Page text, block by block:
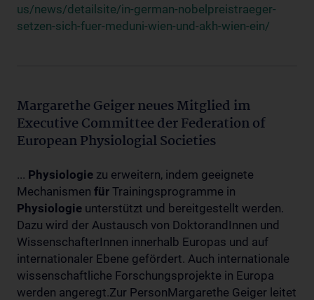
us/news/detailsite/in-german-nobelpreistraeger-
setzen-sich-fuer-meduni-wien-und-akh-wien-ein/
Margarethe Geiger neues Mitglied im
Executive Committee der Federation of
European Physiologial Societies
... Physiologie zu erweitern, indem geeignete
Mechanismen für Trainingsprogramme in
Physiologie unterstützt und bereitgestellt werden.
Dazu wird der Austausch von DoktorandInnen und
WissenschafterInnen innerhalb Europas und auf
internationaler Ebene gefördert. Auch internationale
wissenschaftliche Forschungsprojekte in Europa
werden angeregt.Zur PersonMargarethe Geiger leitet